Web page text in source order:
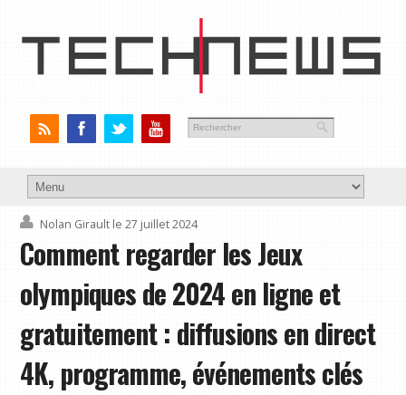
Nolan Girault le 27 juillet 2024
Comment regarder les Jeux
olympiques de 2024 en ligne et
gratuitement : diffusions en direct
4K, programme, événements clés